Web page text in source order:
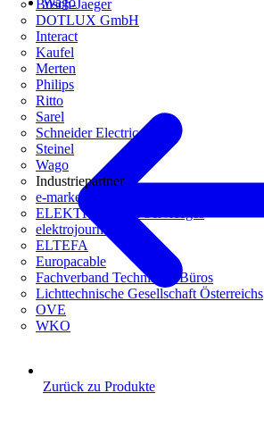
Busch-Jaeger
DOTLUX GmbH
Interact
Kaufel
Merten
Philips
Ritto
Sarel
Schneider Electric
Steinel
Wago
Industriepartner
e-marke
ELEKTRO Daten Serviceges
elektrojournal
ELTEFA
Europacable
Fachverband Technische Büros
Lichttechnische Gesellschaft Österreichs
OVE
WKO
Zurück zu Produkte